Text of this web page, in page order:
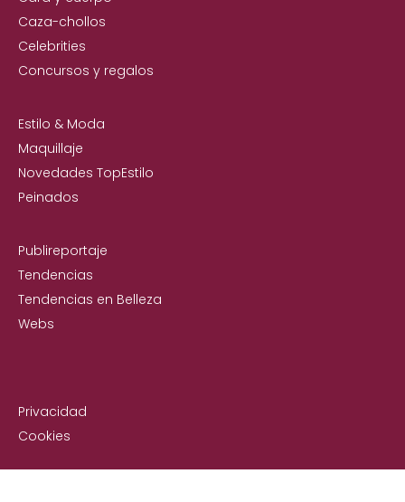
Caza-chollos
Celebrities
Concursos y regalos
Estilo & Moda
Maquillaje
Novedades TopEstilo
Peinados
Publireportaje
Tendencias
Tendencias en Belleza
Webs
Privacidad
Cookies